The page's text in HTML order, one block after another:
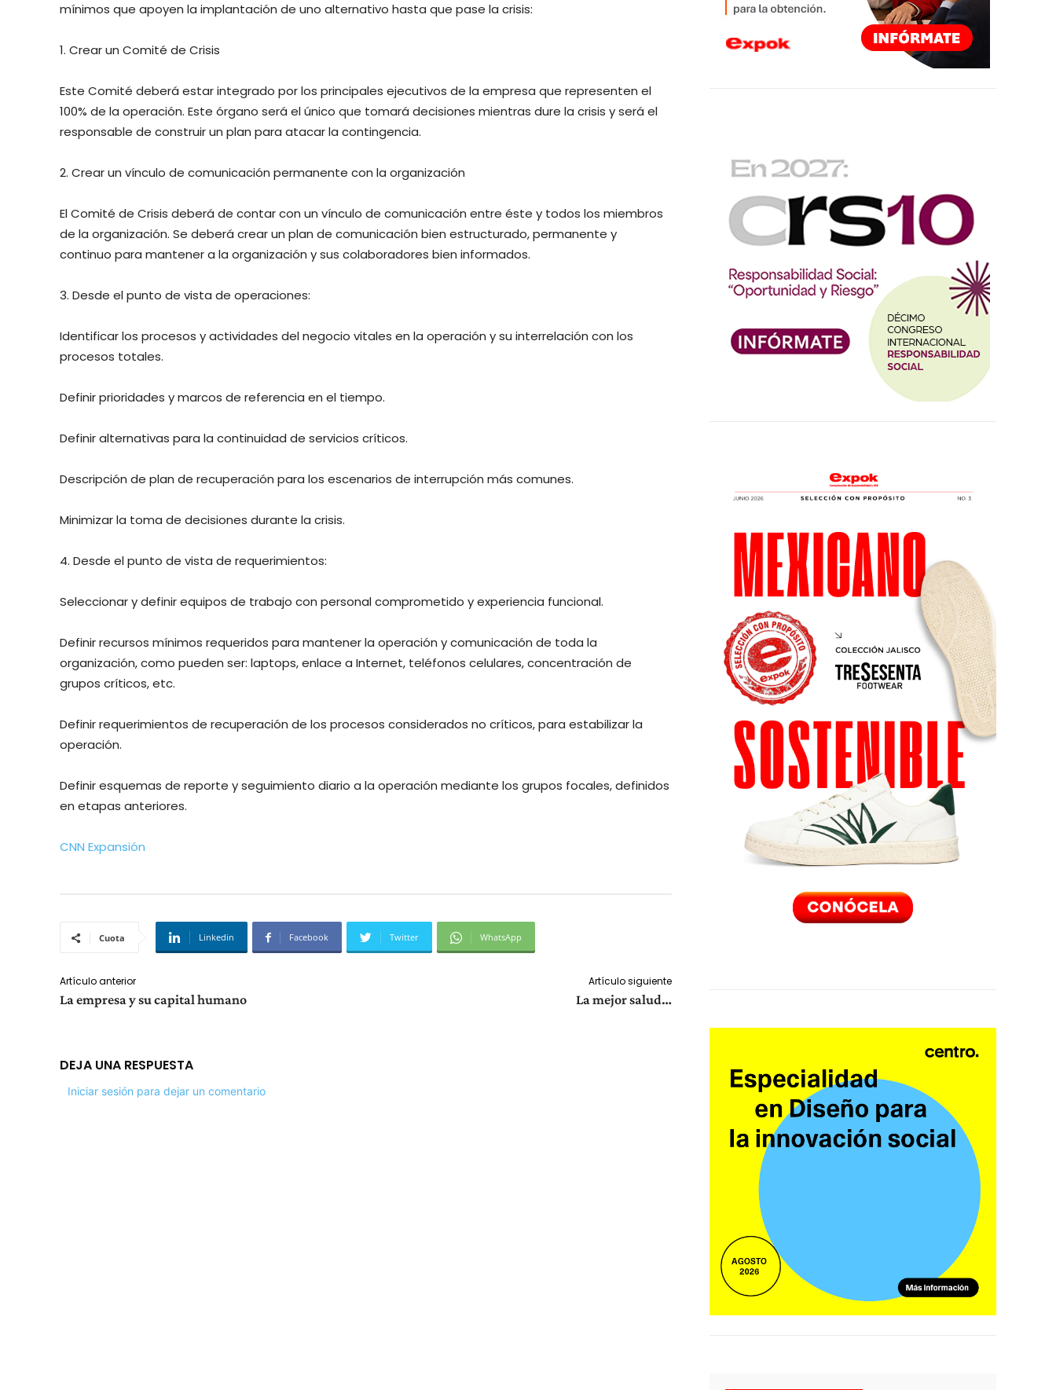
mínimos que apoyen la implantación de uno alternativo hasta que pase la crisis:
1. Crear un Comité de Crisis
Este Comité deberá estar integrado por los principales ejecutivos de la empresa que representen el
100% de la operación. Este órgano será el único que tomará decisiones mientras dure la crisis y será el
responsable de construir un plan para atacar la contingencia.
2. Crear un vínculo de comunicación permanente con la organización
El Comité de Crisis deberá de contar con un vínculo de comunicación entre éste y todos los miembros
de la organización. Se deberá crear un plan de comunicación bien estructurado, permanente y
continuo para mantener a la organización y sus colaboradores bien informados.
3. Desde el punto de vista de operaciones:
Identificar los procesos y actividades del negocio vitales en la operación y su interrelación con los
procesos totales.
Definir prioridades y marcos de referencia en el tiempo.
Definir alternativas para la continuidad de servicios críticos.
Descripción de plan de recuperación para los escenarios de interrupción más comunes.
Minimizar la toma de decisiones durante la crisis.
4. Desde el punto de vista de requerimientos:
Seleccionar y definir equipos de trabajo con personal comprometido y experiencia funcional.
Definir recursos mínimos requeridos para mantener la operación y comunicación de toda la
organización, como pueden ser: laptops, enlace a Internet, teléfonos celulares, concentración de
grupos críticos, etc.
Definir requerimientos de recuperación de los procesos considerados no críticos, para estabilizar la
operación.
Definir esquemas de reporte y seguimiento diario a la operación mediante los grupos focales, definidos
en etapas anteriores.
CNN Expansión
Cuota Linkedin Facebook Twitter WhatsApp
Artículo anterior
La empresa y su capital humano
Artículo siguiente
La mejor salud…
DEJA UNA RESPUESTA
Iniciar sesión para dejar un comentario